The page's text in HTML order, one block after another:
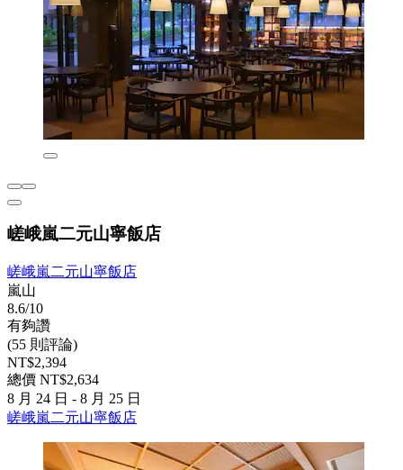
嵯峨嵐二元山寧飯店
嵯峨嵐二元山寧飯店
嵐山
8.6/10
有夠讚
(55 則評論)
NT$2,394
總價 NT$2,634
8 月 24 日 - 8 月 25 日
嵯峨嵐二元山寧飯店